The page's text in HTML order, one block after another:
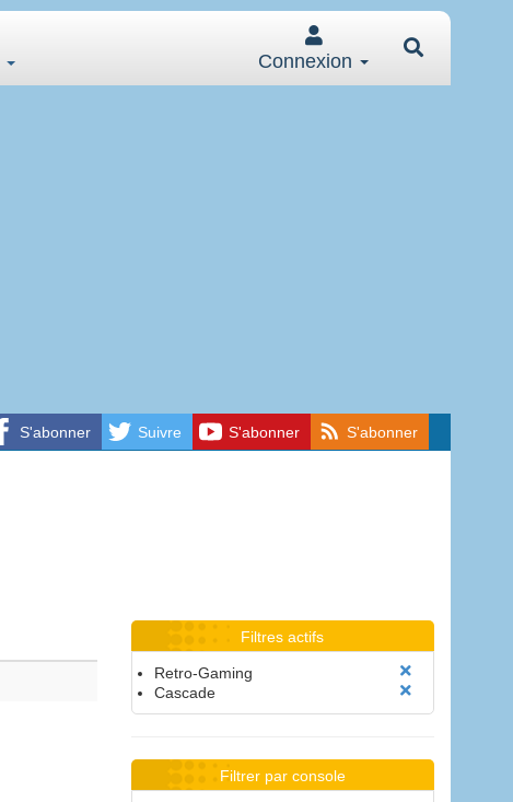
Connexion
S'abonner Suivre S'abonner S'abonner
Filtres actifs
Retro-Gaming
Cascade
Filtrer par console